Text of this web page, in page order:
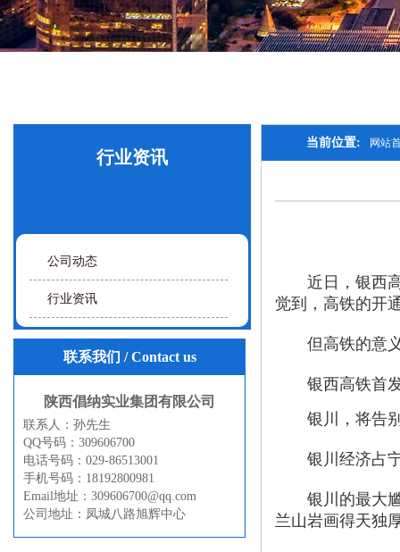
行业资讯
公司动态
行业资讯
联系我们 / Contact us
陕西倡纳实业集团有限公司
联系人：孙先生
QQ号码：309606700
电话号码：029-86513001
手机号码：18192800981
Email地址：309606700@qq.com
公司地址：凤城八路旭辉中心
当前位置: 网站
近日，银西高
觉到，高铁的开
但高铁的意义
银西高铁首发
银川，将告别
银川经济占宁
银川的最大尴
兰山岩画得天独